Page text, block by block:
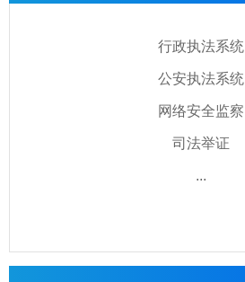
行政执法系统
公安执法系统
网络安全监察
司法举证
...